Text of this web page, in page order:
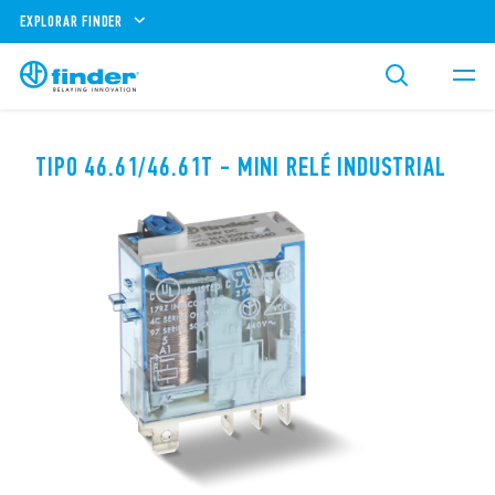
EXPLORAR FINDER
TIPO 46.61/46.61T - MINI RELÉ INDUSTRIAL